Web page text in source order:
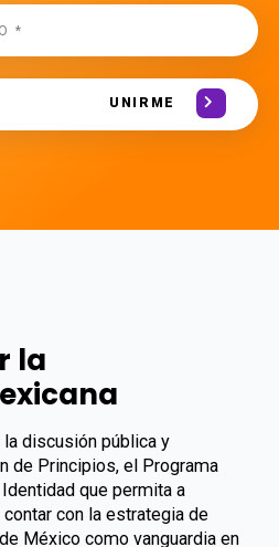
UNIRME
la
discusión pública y
de Principios, el Programa
que permita a
con la estrategia de
México como vanguardia en